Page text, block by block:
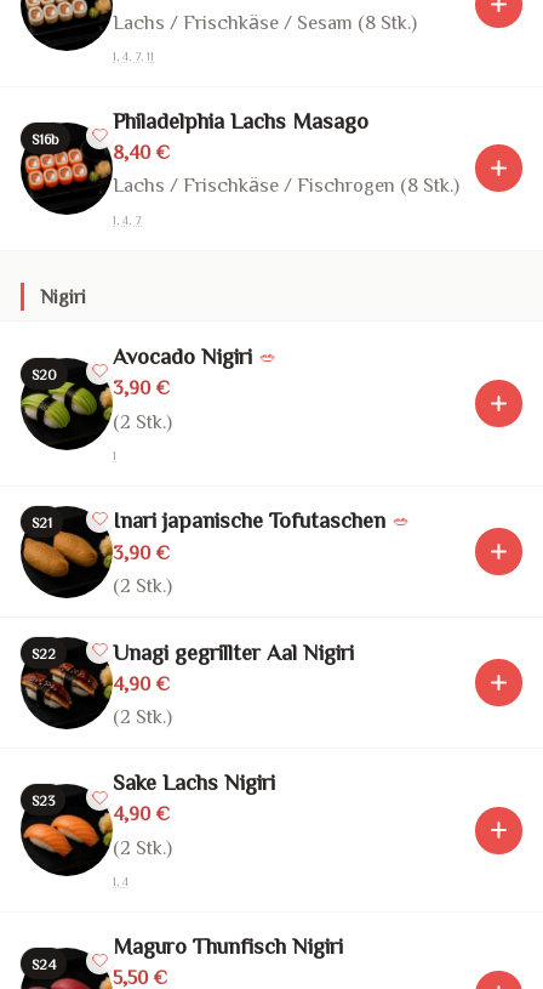
Lachs / Frischkäse / Sesam (8 Stk.)
1, 4, 7, 11
S16b
Philadelphia Lachs Masago
8,40 €
Lachs / Frischkäse / Fischrogen (8 Stk.)
1, 4, 7
Nigiri
S20
Avocado Nigiri 🥗
3,90 €
(2 Stk.)
1
S21 Inari japanische Tofutaschen 🥗
3,90 €
(2 Stk.)
S22 Unagi gegrillter Aal Nigiri
4,90 €
(2 Stk.)
S23
Sake Lachs Nigiri
4,90 €
(2 Stk.)
1, 4
S24
Maguro Thunfisch Nigiri
5,50 €